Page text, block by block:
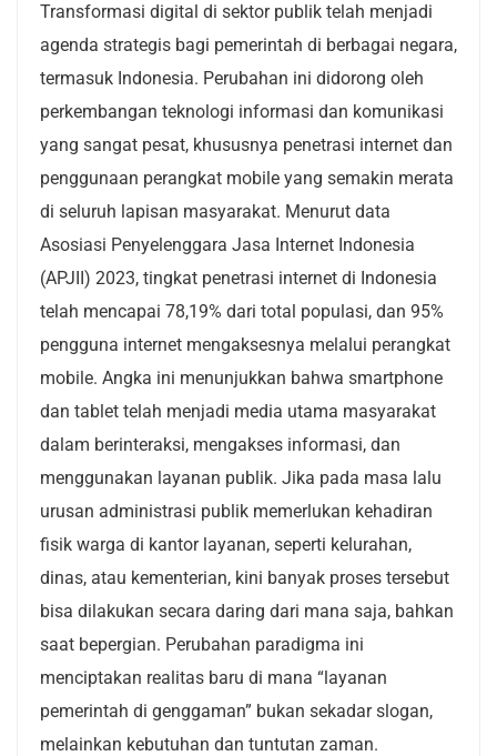
Transformasi digital di sektor publik telah menjadi
agenda strategis bagi pemerintah di berbagai negara,
termasuk Indonesia. Perubahan ini didorong oleh
perkembangan teknologi informasi dan komunikasi
yang sangat pesat, khususnya penetrasi internet dan
penggunaan perangkat mobile yang semakin merata
di seluruh lapisan masyarakat. Menurut data
Asosiasi Penyelenggara Jasa Internet Indonesia
(APJII) 2023, tingkat penetrasi internet di Indonesia
telah mencapai 78,19% dari total populasi, dan 95%
pengguna internet mengaksesnya melalui perangkat
mobile. Angka ini menunjukkan bahwa smartphone
dan tablet telah menjadi media utama masyarakat
dalam berinteraksi, mengakses informasi, dan
menggunakan layanan publik. Jika pada masa lalu
urusan administrasi publik memerlukan kehadiran
fisik warga di kantor layanan, seperti kelurahan,
dinas, atau kementerian, kini banyak proses tersebut
bisa dilakukan secara daring dari mana saja, bahkan
saat bepergian. Perubahan paradigma ini
menciptakan realitas baru di mana “layanan
pemerintah di genggaman” bukan sekadar slogan,
melainkan kebutuhan dan tuntutan zaman.